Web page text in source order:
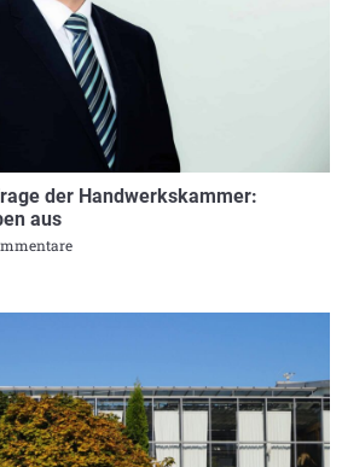
der Handwerkskammer:
aus